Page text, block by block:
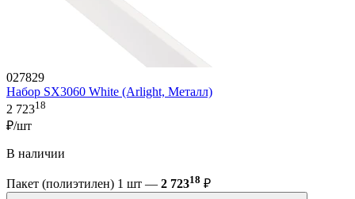
027829
Набор SX3060 White (Arlight, Металл)
2 72318
₽/шт
В наличии
Пакет (полиэтилен) 1 шт — 2 72318 ₽